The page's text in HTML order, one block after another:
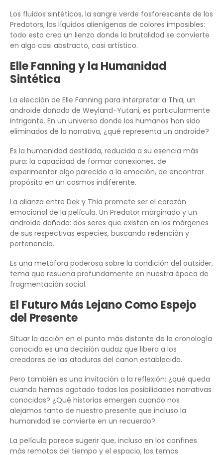
Los fluidos sintéticos, la sangre verde fosforescente de los
Predators, los líquidos alienígenas de colores imposibles:
todo esto crea un lienzo donde la brutalidad se convierte
en algo casi abstracto, casi artístico.
Elle Fanning y la Humanidad
Sintética
La elección de Elle Fanning para interpretar a Thia, un
androide dañado de Weyland-Yutani, es particularmente
intrigante. En un universo donde los humanos han sido
eliminados de la narrativa, ¿qué representa un androide?
Es la humanidad destilada, reducida a su esencia más
pura: la capacidad de formar conexiones, de
experimentar algo parecido a la emoción, de encontrar
propósito en un cosmos indiferente.
La alianza entre Dek y Thia promete ser el corazón
emocional de la película. Un Predator marginado y un
androide dañado: dos seres que existen en los márgenes
de sus respectivas especies, buscando redención y
pertenencia.
Es una metáfora poderosa sobre la condición del outsider,
tema que resuena profundamente en nuestra época de
fragmentación social.
El Futuro Más Lejano Como Espejo
del Presente
Situar la acción en el punto más distante de la cronología
conocida es una decisión audaz que libera a los
creadores de las ataduras del canon establecido.
Pero también es una invitación a la reflexión: ¿qué queda
cuando hemos agotado todas las posibilidades narrativas
conocidas? ¿Qué historias emergen cuando nos
alejamos tanto de nuestro presente que incluso la
humanidad se convierte en un recuerdo?
La película parece sugerir que, incluso en los confines
más remotos del tiempo y el espacio, los temas